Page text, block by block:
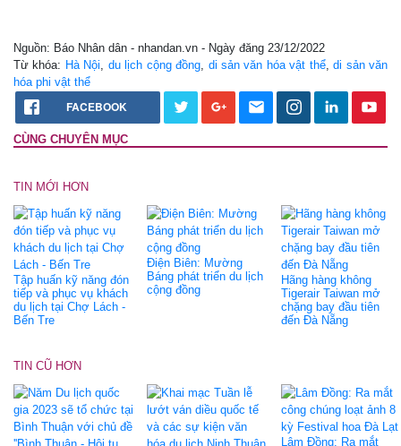
Nguồn: Báo Nhân dân - nhandan.vn - Ngày đăng 23/12/2022
Từ khóa: Hà Nội du lịch cộng đồng di sản văn hóa vật thể,di sản văn
hóa phi vật thể
FACEBOOK
CÙNG CHUYÊN MỤC
TIN MỚI HƠN
Tập huấn kỹ năng đón
tiếp và phục vụ khách
du lịch tại Chợ Lách -
Bến Tre
Điện Biên: Mường
Báng phát triển du lịch
cộng đồng
Hãng hàng không
Tigerair Taiwan mở
chặng bay đầu tiên
đến Đà Nẵng
TIN CŨ HƠN
Lâm Đồng: Ra mắt